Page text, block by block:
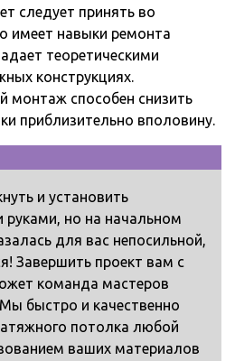
следует принять во
имеет навыки ремонта
теоретическими
конструкциях.
монтаж способен снизить
приблизительно вполовину.
и установить
руками, но на начальном
для вас непосильной,
Завершить проект вам с
команда мастеров
быстро и качественно
потолка любой
ваших материалов